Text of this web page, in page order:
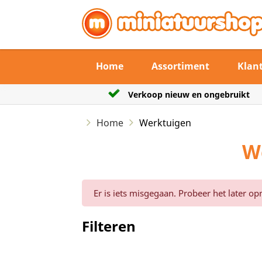
Home Assortiment
Verkoop nieuw en ongebruikt De
Home Werktuigen
Er is iets misgegaan. Probeer het later
Filteren